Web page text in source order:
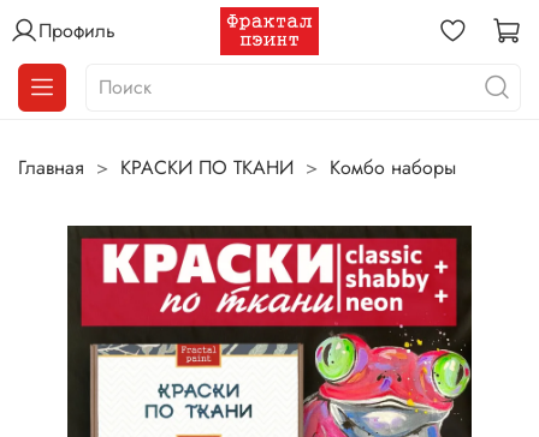
Профиль
Главная КРАСКИ ПО ТКАНИ Комбо наборы